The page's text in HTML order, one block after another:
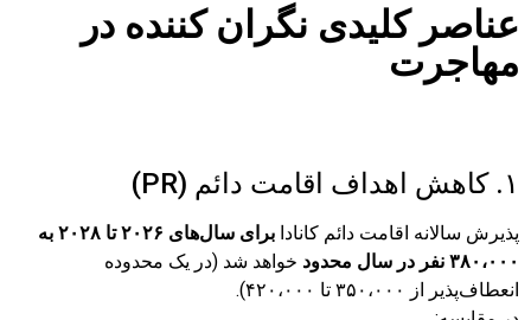
عناصر کلیدی نگران کننده در
مهاجرت
۱. کاهش اهداف اقامت دائم (PR)
پذیرش سالانه اقامت دائم کانادا
برای سال‌های ۲۰۲۶ تا ۲۰۲۸ به
۳۸۰،۰۰۰ نفر در سال محدود
خواهد شد (در یک محدوده
انعطاف‌پذیر از ۳۵۰،۰۰۰ تا ۴۲۰،۰۰۰).